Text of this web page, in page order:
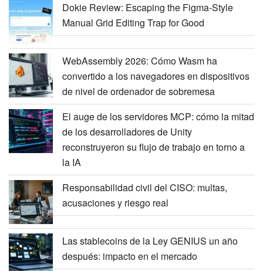
Dokie Review: Escaping the Figma-Style
Manual Grid Editing Trap for Good
WebAssembly 2026: Cómo Wasm ha
convertido a los navegadores en dispositivos
de nivel de ordenador de sobremesa
El auge de los servidores MCP: cómo la mitad
de los desarrolladores de Unity
reconstruyeron su flujo de trabajo en torno a
la IA
Responsabilidad civil del CISO: multas,
acusaciones y riesgo real
Las stablecoins de la Ley GENIUS un año
después: impacto en el mercado